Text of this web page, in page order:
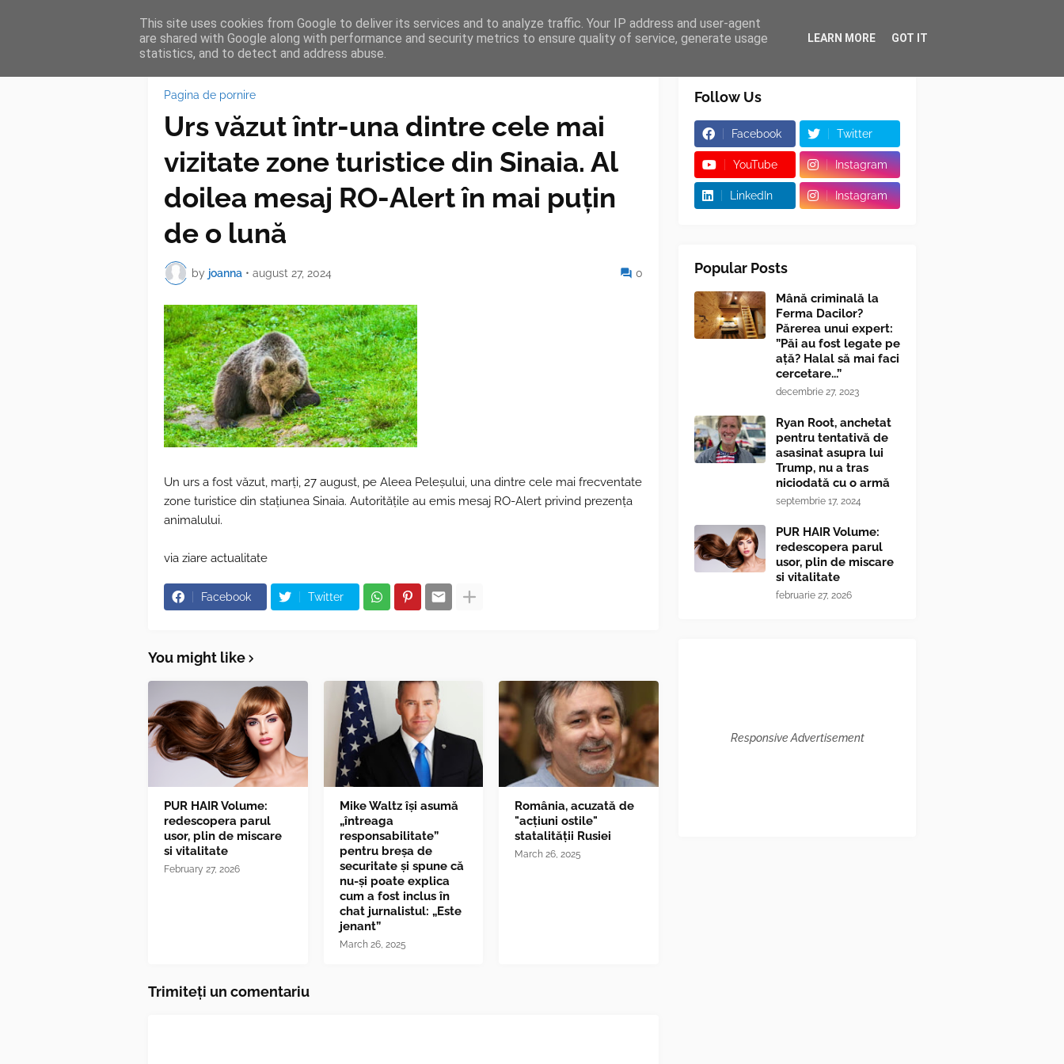
HOME FEATURES BLOGGER TIPOGRAPHY SHORTCODES
Pagina de pornire
Urs văzut într-una dintre cele mai
vizitate zone turistice din Sinaia. Al
doilea mesaj RO-Alert în mai puțin
de o lună
by joanna • august 27, 2024 0
Un urs a fost văzut, marţi, 27 august, pe Aleea Peleşului, una dintre cele mai frecventate
zone turistice din staţiunea Sinaia. Autorităţile au emis mesaj RO-Alert privind prezenţa
animalului.
via ziare actualitate
Facebook Twitter
You might like
PUR HAIR Volume:
redescopera parul
usor, plin de miscare
si vitalitate
February 27, 2026
Mike Waltz îşi asumă
„întreaga
responsabilitate”
pentru breşa de
securitate și spune că
nu-și poate explica
cum a fost inclus în
chat jurnalistul: „Este
jenant”
March 26, 2025
România, acuzată de
"acțiuni ostile"
statalității Rusiei
March 26, 2025
Trimiteți un comentariu
Follow Us
Facebook Twitter
YouTube Instagram
LinkedIn Instagram
Popular Posts
Mână criminală la
Ferma Dacilor?
Părerea unui expert:
”Păi au fost legate pe
ață? Halal să mai faci
cercetare...”
decembrie 27, 2023
Ryan Root, anchetat
pentru tentativă de
asasinat asupra lui
Trump, nu a tras
niciodată cu o armă
septembrie 17, 2024
PUR HAIR Volume:
redescopera parul
usor, plin de miscare
si vitalitate
februarie 27, 2026
Responsive Advertisement
This site uses cookies from Google to deliver its services and to analyze traffic. Your IP address and user-agent
are shared with Google along with performance and security metrics to ensure quality of service, generate usage
statistics, and to detect and address abuse.
LEARN MORE GOT IT